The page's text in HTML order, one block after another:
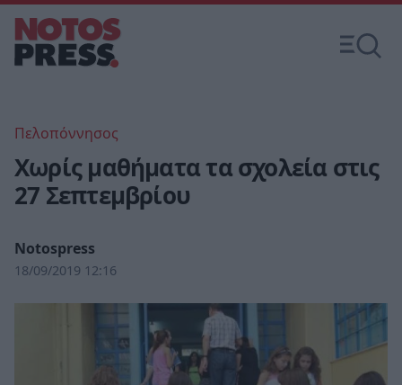
Πελοπόννησος
Χωρίς μαθήματα τα σχολεία στις
27 Σεπτεμβρίου
Notospress
18/09/2019 12:16